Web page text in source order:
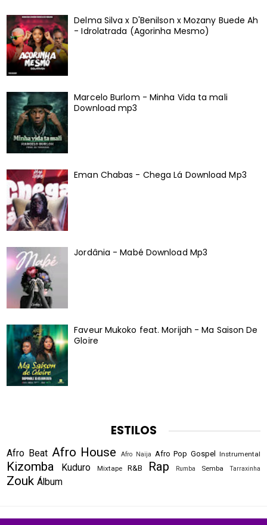
Delma Silva x D'Benilson x Mozany Buede Ah
- Idrolatrada (Agorinha Mesmo)
Marcelo Burlom - Minha Vida ta mali
Download mp3
Eman Chabas - Chega Lá Download Mp3
Jordânia - Mabé Download Mp3
Faveur Mukoko feat. Morijah - Ma Saison De
Gloire
ESTILOS
Afro Beat Afro House Afro Naija Afro Pop Gospel Instrumental
Kizomba Kuduro Mixtape R&B Rap Rumba Semba Tarraxinha
Zouk Álbum